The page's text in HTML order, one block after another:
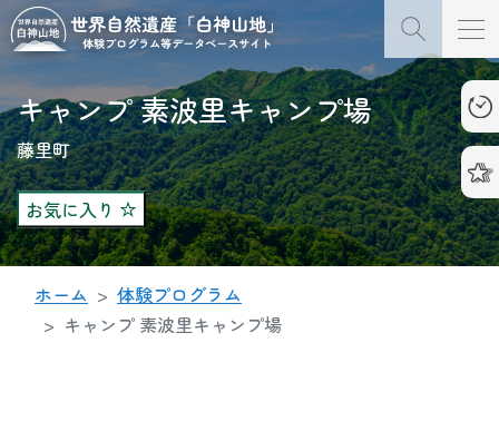
キャンプ 素波里キャンプ場
藤里町
お気に入り
ホーム
体験プログラム
キャンプ 素波里キャンプ場